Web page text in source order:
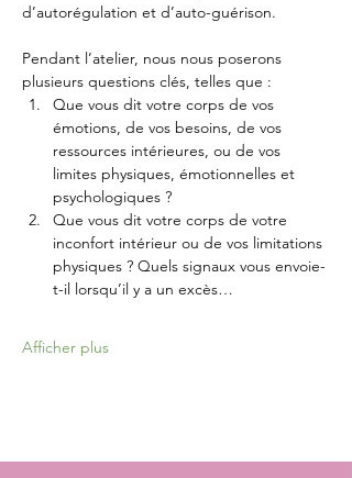
d’autorégulation et d’auto-guérison.
Pendant l’atelier, nous nous poserons
plusieurs questions clés, telles que :
Que vous dit votre corps de vos
émotions, de vos besoins, de vos
ressources intérieures, ou de vos
limites physiques, émotionnelles et
psychologiques ?
Que vous dit votre corps de votre
inconfort intérieur ou de vos limitations
physiques ? Quels signaux vous envoie-
t-il lorsqu’il y a un excès…
Afficher plus